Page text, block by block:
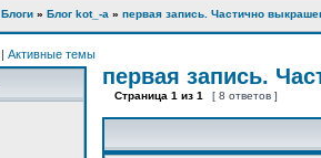
Блоги » Блог kot_-а » первая запись. Частично
| Активные темы
первая запись.
Страница 1 из 1 [ 8 ответов ]